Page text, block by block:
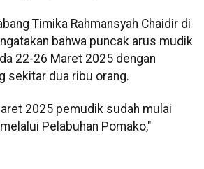
Timika Rahmansyah Chaidir di
bahwa puncak arus mudik
22-26 Maret 2025 dengan
sekitar dua ribu orang.
2025 pemudik sudah mulai
Pelabuhan Pomako,"